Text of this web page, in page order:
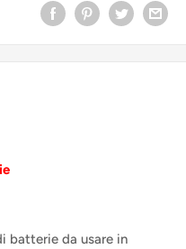
batterie da usare in